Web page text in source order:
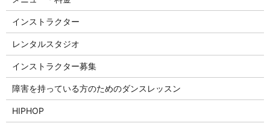
インストラクター
レンタルスタジオ
インストラクター募集
障害を持っている方のためのダンスレッスン
HIPHOP